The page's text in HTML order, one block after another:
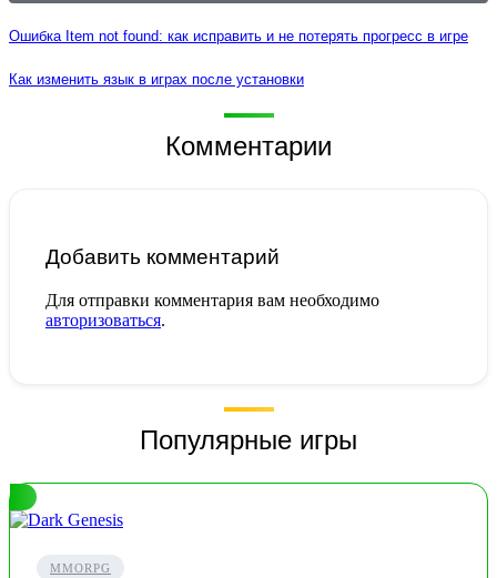
Ошибка Item not found: как исправить и не потерять прогресс в игре
Как изменить язык в играх после установки
Комментарии
Добавить комментарий
Для отправки комментария вам необходимо
авторизоваться.
Популярные игры
MMORPG